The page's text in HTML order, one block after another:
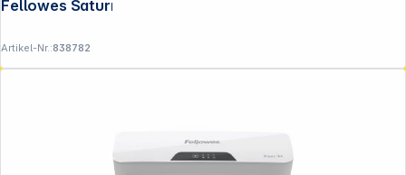
Artikel-Nr.:838782